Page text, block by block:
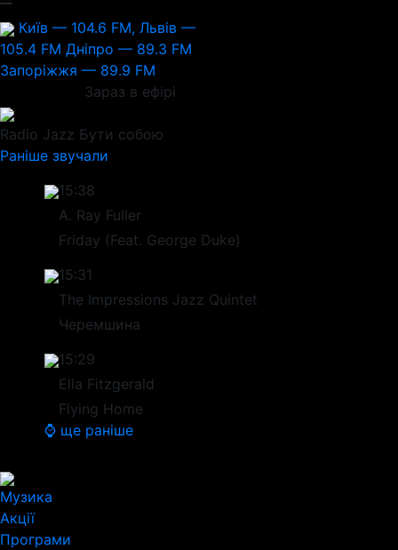
Київ — 104.6 FM, Львів —
105.4 FM Дніпро — 89.3 FM
Запоріжжя — 89.9 FM
Зараз в ефірі
Radio Jazz Бути собою
Раніше звучали
15:38
A. Ray Fuller
Friday (Feat. George Duke)
15:31
The Impressions Jazz Quintet
Черемшина
15:29
Ella Fitzgerald
Flying Home
⌚ ще раніше
Музика
Акції
Програми